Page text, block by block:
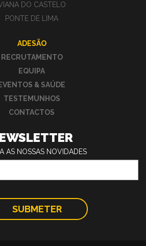
DO CASTELO
PONTE DE LIMA
ADESÃO
RECRUTAMENTO
EQUIPA
EVENTOS & SAÚDE
TESTEMUNHOS
CONTACTOS
AS NOSSAS NOVIDADES